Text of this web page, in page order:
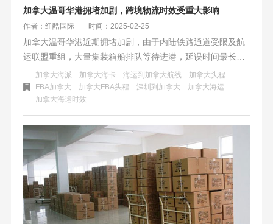
加拿大温哥华港拥堵加剧，跨境物流时效受重大影响
作者：纽酷国际 时间：2025-02-25
加拿大温哥华港近期拥堵加剧，由于内陆铁路通道受限及航
运联盟重组，大量集装箱船排队等待进港，延误时间最长可
达16天。温哥华GCT Delta和DP World centerterm码头利用
率高，泊位等待时间长，影响跨境物流时效，给依赖该港口
的中转和运输企业带来严峻挑战。
加拿大海派 加拿大海卡 海运到加拿大航线
加拿大头程
FBA加拿大
加拿大FBA头程 深圳到加拿大
加拿大海运
加拿大海运时效